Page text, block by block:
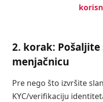
2. korak:
menjačnicu
Pre nego što izvršite
KYC/verifikaciju